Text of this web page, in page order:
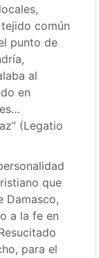
común
punto de
al
en
(Legatio
que
Damasco,
a la fe en
para el